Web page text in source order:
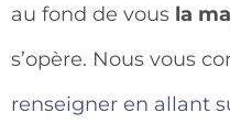
au fond de vous la
s’opère. Nous vous
renseigner en allant